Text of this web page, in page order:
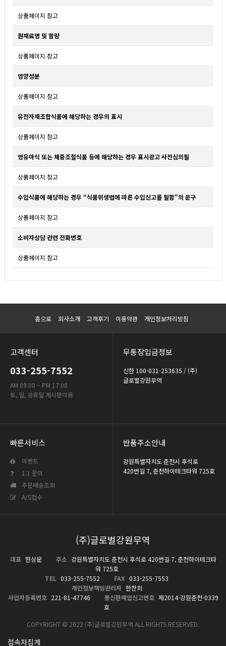
상품페이지 참고
원재료명 및 함량
상품페이지 참고
영양성분
상품페이지 참고
유전자재조합식품에 해당하는 경우의 표시
상품페이지 참고
영유아식 또는 체중조절식품 등에 해당하는 경우 표시광고 사전심의필
상품페이지 참고
수입식품에 해당하는 경우 “식품위생법에 따른 수입신고를 필함”의 문구
상품페이지 참고
소비자상담 관련 전화번호
상품페이지 참고
홈으로 회사소개 고객후기 이용약관 개인정보처리방침
고객센터
033-255-7552
AM 09:00 ~ PM 17:00
토, 일, 공휴일 게시판이용
무통장입금정보
신한 100-031-253635 / (주)
글로벌강원무역
빠른서비스
이벤트
1:1 문의
주문배송조회
A/S접수
반품주소안내
강원특별자치도 춘천시 후석로
420번길 7, 춘천하이테크타워 725호
(주)글로벌강원무역
대표 한상운 주소 강원특별자치도 춘천시 후석로 420번길 7, 춘천하이테크타
워 725호
TEL 033-255-7552 FAX 033-255-7553
개인정보책임관리자 한찬희
사업자등록번호 221-81-47746 통신판매업신고번호 제2014-강원춘천-0339
호
COPYRIGHT © 2022 (주)글로벌강원무역 ALL RIGHTS RESERVED.
접속자집계